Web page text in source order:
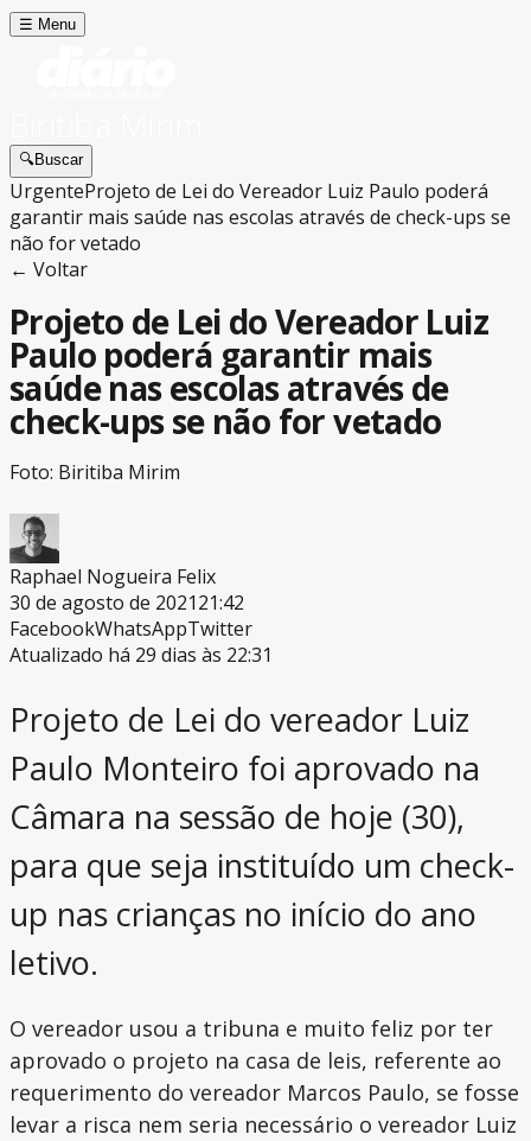
☰ Menu
🔍Buscar
UrgenteProjeto de Lei do Vereador Luiz Paulo poderá
garantir mais saúde nas escolas através de check-ups se
não for vetado
← Voltar
Projeto de Lei do Vereador Luiz
Paulo poderá garantir mais
saúde nas escolas através de
check-ups se não for vetado
Foto: Biritiba Mirim
Raphael Nogueira Felix
30 de agosto de 202121:42
FacebookWhatsAppTwitter
Atualizado há 29 dias às 22:31
Projeto de Lei do vereador Luiz
Paulo Monteiro foi aprovado na
Câmara na sessão de hoje (30),
para que seja instituído um check-
up nas crianças no início do ano
letivo.
O vereador usou a tribuna e muito feliz por ter
aprovado o projeto na casa de leis, referente ao
requerimento do vereador Marcos Paulo, se fosse
levar a risca nem seria necessário o vereador Luiz